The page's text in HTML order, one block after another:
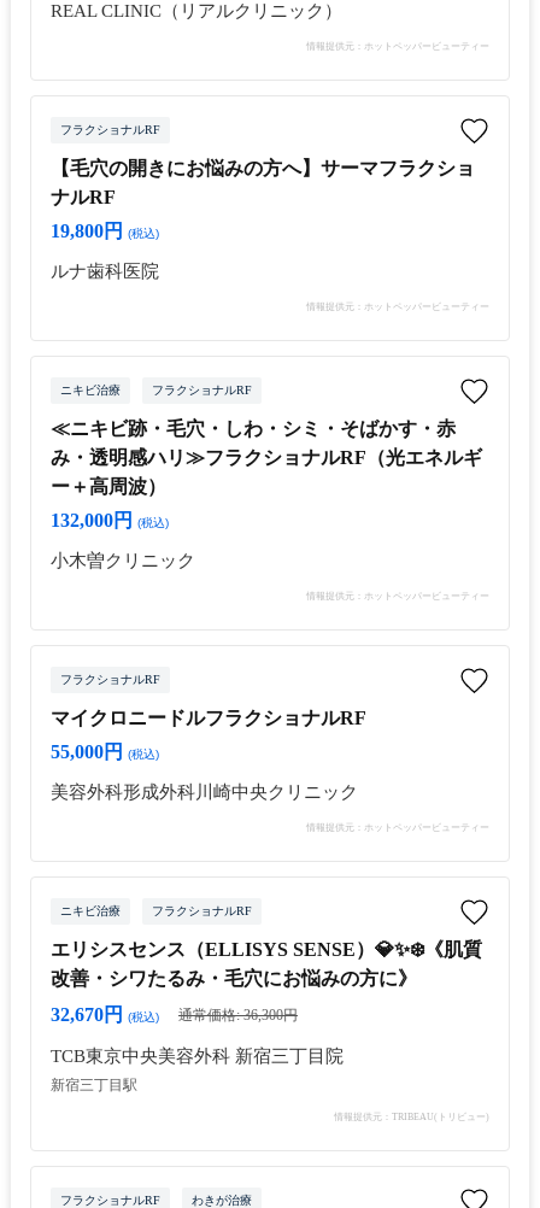
REAL CLINIC（リアルクリニック）
情報提供元：ホットペッパービューティー
フラクショナルRF
【毛穴の開きにお悩みの方へ】サーマフラクショ
ナルRF
19,800円
(税込)
ルナ歯科医院
情報提供元：ホットペッパービューティー
ニキビ治療 フラクショナルRF
≪ニキビ跡・毛穴・しわ・シミ・そばかす・赤
み・透明感ハリ≫フラクショナルRF（光エネルギ
ー＋高周波）
132,000円
(税込)
小木曽クリニック
情報提供元：ホットペッパービューティー
フラクショナルRF
マイクロニードルフラクショナルRF
55,000円
(税込)
美容外科形成外科川崎中央クリニック
情報提供元：ホットペッパービューティー
ニキビ治療 フラクショナルRF
エリシスセンス（ELLISYS SENSE）💎✨❄️《肌質
改善・シワたるみ・毛穴にお悩みの方に》
32,670円
(税込) 通常価格: 36,300円
TCB東京中央美容外科 新宿三丁目院
新宿三丁目駅
情報提供元：TRIBEAU(トリビュー)
フラクショナルRF わきが治療